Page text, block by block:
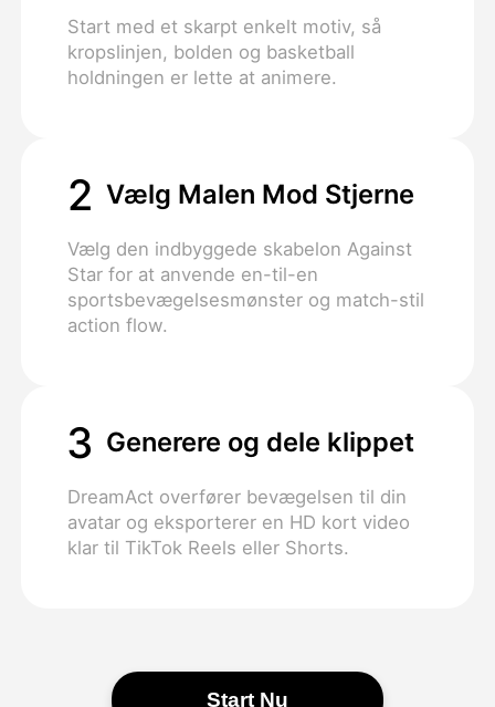
Start med et skarpt enkelt motiv, så
kropslinjen, bolden og basketball
holdningen er lette at animere.
2 Vælg Malen Mod Stjerne
Vælg den indbyggede skabelon Against
Star for at anvende en-til-en
sportsbevægelsesmønster og match-stil
action flow.
3 Generere og dele klippet
DreamAct overfører bevægelsen til din
avatar og eksporterer en HD kort video
klar til TikTok Reels eller Shorts.
Start Nu